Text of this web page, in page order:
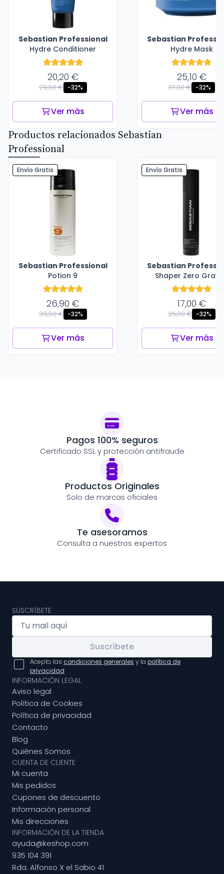
Sebastian Professional
Hydre Conditioner
20,20 €
29,50 € -32%
Ver más
Sebastian
Hydre Mask
25,10 €
37,00 € -32%
Ver más
Productos relacionados Sebastian
Professional
Envío Gratis
Sebastian Professional
Potion 9
26,90 €
39,50 € -32%
Ver más
Envío Gratis
Sebastian
Shaper Zero
17,00 €
25,00 € -32%
Ver más
Pagos 100% seguros
Certificado SSL y protección antifraude
Productos Originales
Solo de marcas oficiales
Te asesoramos
Consulta a nuestros expertos
SUSCRÍBETE
Suscríbete
Acepto las condiciones generales y la política de
privacidad
INFORMACIÓN LEGAL
Aviso legal
Política de Cookies
Política de privacidad
Contacto
Blog
Quiénes Somos
CUENTA DE CLIENTE
Mi cuenta
Mis pedidos
Cupones de descuento
Información personal
Mis direcciones
INFORMACIÓN DE LA TIENDA
ayuda@keshop.com
935 104 391
Rda. Alfonso X el Sabio 41